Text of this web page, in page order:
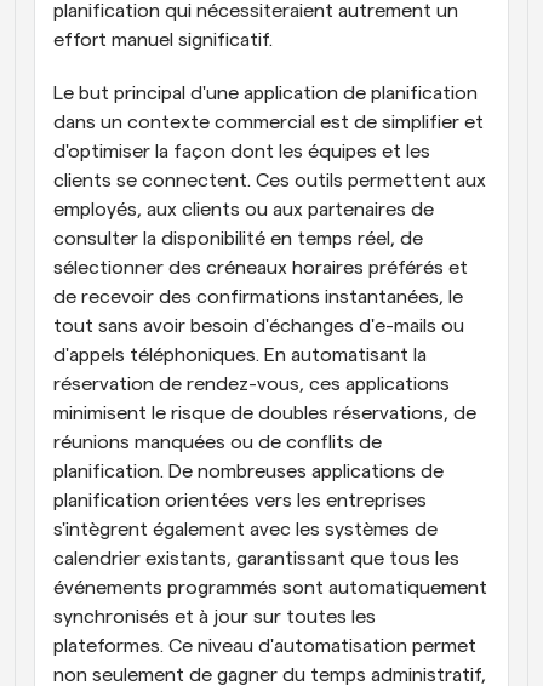
planification qui nécessiteraient autrement un
effort manuel significatif.
Le but principal d'une application de planification
dans un contexte commercial est de simplifier et
d'optimiser la façon dont les équipes et les
clients se connectent. Ces outils permettent aux
employés, aux clients ou aux partenaires de
consulter la disponibilité en temps réel, de
sélectionner des créneaux horaires préférés et
de recevoir des confirmations instantanées, le
tout sans avoir besoin d'échanges d'e-mails ou
d'appels téléphoniques. En automatisant la
réservation de rendez-vous, ces applications
minimisent le risque de doubles réservations, de
réunions manquées ou de conflits de
planification. De nombreuses applications de
planification orientées vers les entreprises
s'intègrent également avec les systèmes de
calendrier existants, garantissant que tous les
événements programmés sont automatiquement
synchronisés et à jour sur toutes les
plateformes. Ce niveau d'automatisation permet
non seulement de gagner du temps administratif,